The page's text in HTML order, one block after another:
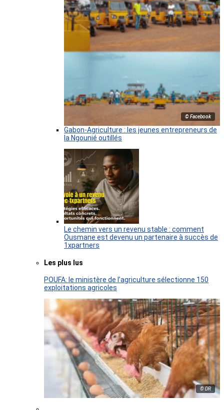
© Facebook
Gabon-Agriculture : les jeunes entrepreneurs de
la Ngounié outillés
Le chemin vers un revenu stable : comment
Ousmane est devenu un partenaire à succès de
1xpartners
Les plus lus
POUFA: le ministère de l’agriculture sélectionne 150
exploitations agricoles
© DR